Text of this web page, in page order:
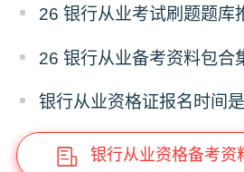
26 银行从业考试刷题题库
26 银行从业备考资料包合
银行从业资格证报名时间
银行从业资格备考资